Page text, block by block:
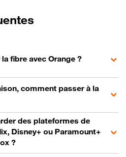
fibre avec Orange ?
comment passer à la
des plateformes de
Disney+ ou Paramount+
?